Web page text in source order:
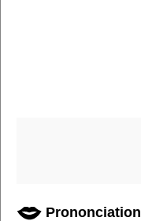
Prononciation